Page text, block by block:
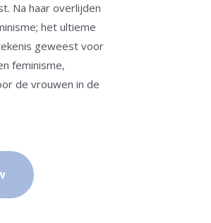
Na haar overlijden
het ultieme
geweest voor
feminisme,
de vrouwen in de